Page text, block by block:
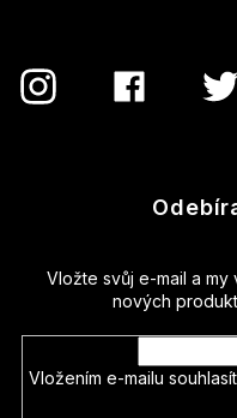
Vložte svůj e-mail a my
nových
Vložením e-mailu